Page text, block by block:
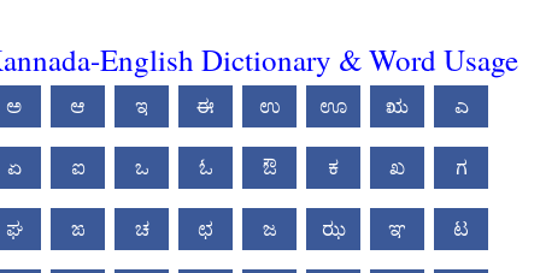
English Dictionary & Word Usage
ಅ ಆ ಇ ಈ ಉ ಊ ಋ ಎ
ಏ ಐ ಒ ಓ ಔ ಕ ಖ ಗ
ಘ ಙ ಚ ಛ ಜ ಝ ಞ ಟ